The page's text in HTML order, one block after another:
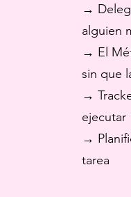
→
alguien
→ El
sin que
→
ejecutar
→
tarea